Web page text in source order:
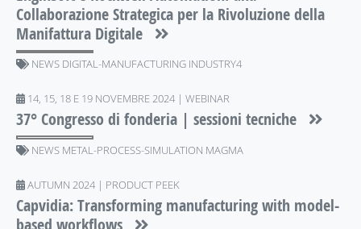
Collaborazione Strategica per la Rivoluzione della
Manifattura Digitale
NEWS DIGITAL-MANUFACTURING INDUSTRY4
14, 15, 18 E 19 NOVEMBRE 2024 | WEBINAR
37° Congresso di fonderia | sessioni tecniche
NEWS METAL-PROCESS-SIMULATION MAGMA
AUTUMN 2024 | PRODUCT PEEK
Capvidia: Transforming manufacturing with model-